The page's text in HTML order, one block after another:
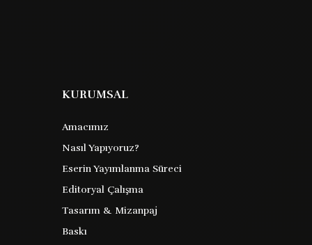
Caleb Williams -
Oldukları Gibi Şeyler
William Godwin
Barkod :
KURUMSAL
Amacımız
Nasıl Yapıyoruz?
Eserin Yayımlanma Süreci
Editoryal Çalışma
Tasarım & Mizanpaj
Baskı